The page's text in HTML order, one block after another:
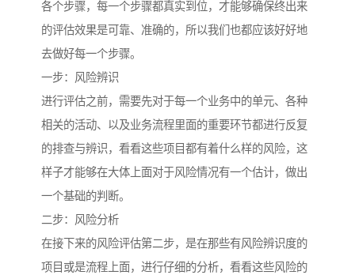
各个步骤，每一个步骤都真实到位，才能够确保终出来
的评估效果是可靠、准确的，所以我们也都应该好好地
去做好每一个步骤。
一步：风险辨识
进行评估之前，需要先对于每一个业务中的单元、各种
相关的活动、以及业务流程里面的重要环节都进行反复
的排查与辨识，看看这些项目都有着什么样的风险，这
样子才能够在大体上面对于风险情况有一个估计，做出
一个基础的判断。
二步：风险分析
在接下来的风险评估第二步，是在那些有风险辨识度的
项目或是流程上面，进行仔细的分析，看看这些风险的